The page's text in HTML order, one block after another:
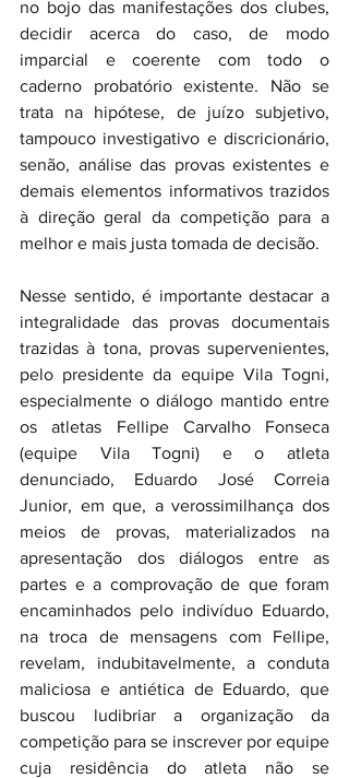
no bojo das manifestações dos clubes,
decidir acerca do caso, de modo
imparcial e coerente com todo o
caderno probatório existente. Não se
trata na hipótese, de juízo subjetivo,
tampouco investigativo e discricionário,
senão, análise das provas existentes e
demais elementos informativos trazidos
à direção geral da competição para a
melhor e mais justa tomada de decisão.
Nesse sentido, é importante destacar a
integralidade das provas documentais
trazidas à tona, provas supervenientes,
pelo presidente da equipe Vila Togni,
especialmente o diálogo mantido entre
os atletas Fellipe Carvalho Fonseca
(equipe Vila Togni) e o atleta
denunciado, Eduardo José Correia
Junior, em que, a verossimilhança dos
meios de provas, materializados na
apresentação dos diálogos entre as
partes e a comprovação de que foram
encaminhados pelo indivíduo Eduardo,
na troca de mensagens com Fellipe,
revelam, indubitavelmente, a conduta
maliciosa e antiética de Eduardo, que
buscou ludibriar a organização da
competição para se inscrever por equipe
cuja residência do atleta não se